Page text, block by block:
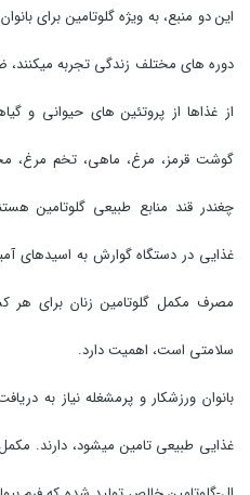
این دو منبع، به ویژه گلوتامین برای
دوره های مختلف زندگی تجربه
از غذاها از پروتئین های حیوانی و
گوشت قرمز، مرغ، ماهی، تخم مرغ،
چغندر قند منابع طبیعی گلوتامین
غذایی در دستگاه گوارش به اسیدهای
مصرف مکمل گلوتامین زنان برای هر
سلامتی است، اهمیت دارد.
بانوان ورزشکار و پرمشغله نیاز به
غذایی طبیعی تامین میشود، دارند.